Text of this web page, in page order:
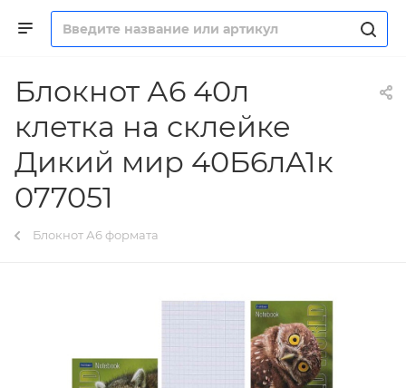
Блокнот А6 40л
клетка на склейке
Дикий мир 40Б6лA1к
077051
Блокнот А6 формата